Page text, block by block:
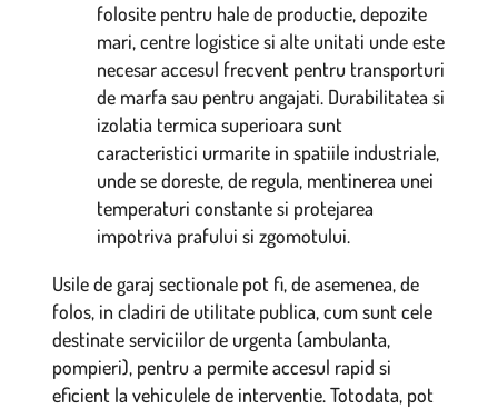
folosite pentru hale de productie, depozite
mari, centre logistice si alte unitati unde este
necesar accesul frecvent pentru transporturi
de marfa sau pentru angajati. Durabilitatea si
izolatia termica superioara sunt
caracteristici urmarite in spatiile industriale,
unde se doreste, de regula, mentinerea unei
temperaturi constante si protejarea
impotriva prafului si zgomotului.
Usile de garaj sectionale pot fi, de asemenea, de
folos, in cladiri de utilitate publica, cum sunt cele
destinate serviciilor de urgenta (ambulanta,
pompieri), pentru a permite accesul rapid si
eficient la vehiculele de interventie. Totodata, pot